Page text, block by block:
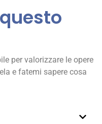
per valorizzare le opere
e fatemi sapere cosa